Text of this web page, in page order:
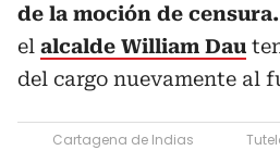
de la moción de censura.
el alcalde William Dau
del cargo nuevamente al
Cartagena de Indias